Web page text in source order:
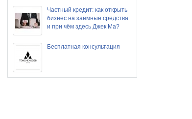
Частный кредит: как открыть
бизнес на заёмные средства
и при чём здесь Джек Ма?
Бесплатная консультация